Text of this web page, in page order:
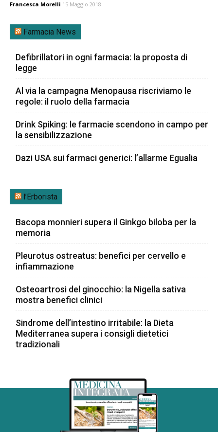
Francesca Morelli 15 Maggio 2018
Farmacia News
Defibrillatori in ogni farmacia: la proposta di
legge
Al via la campagna Menopausa riscriviamo le
regole: il ruolo della farmacia
Drink Spiking: le farmacie scendono in campo per
la sensibilizzazione
Dazi USA sui farmaci generici: l’allarme Egualia
l’Erborista
Bacopa monnieri supera il Ginkgo biloba per la
memoria
Pleurotus ostreatus: benefici per cervello e
infiammazione
Osteoartrosi del ginocchio: la Nigella sativa
mostra benefici clinici
Sindrome dell’intestino irritabile: la Dieta
Mediterranea supera i consigli dietetici
tradizionali